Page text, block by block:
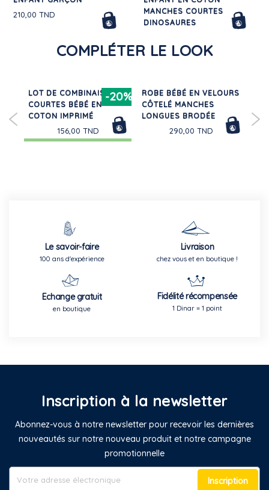
210,00 TND
MANCHES COURTES
DINOSAURES
COMPLÉTER LE LOOK
-20%
LOT DE COMBINAISONS
COURTES BÉBÉ EN
COTON IMPRIMÉ
156,00 TND
ROBE BÉBÉ EN VELOURS
CÔTELÉ MANCHES
LONGUES BRODÉE
290,00 TND
Le savoir-faire
100 ans d'expérience
Livraison
chez vous et en boutique !
Echange gratuit
en boutique
Fidélité récompensée
1 Dinar = 1 point
Inscription à la newsletter
Abonnez-vous à notre newsletter pour recevoir les dernières
nouveautés sur notre nouveau produit et notre campagne
promotionnelle
Inscription